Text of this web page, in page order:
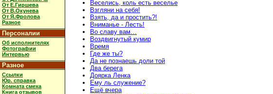
От Е.Гиршева
От В.Окунева
От Я.Фролова
Разное
Персоналии
Об исполнителях
Фотографии
Интервью
Разное
Ссылки
Юр. справка
Комната смеха
Книга отзывов
Веселись, коль есть веселье
Взгляни на себя!
Взять, да и простить?!
Вниманье - Лесть!
Во славу вам…
Воздвигнутый кумир
Время
Где же ты?
Да не познаешь доли той
Два берега
Доярка Ленка
Ему ль служение?
Ещё вчера